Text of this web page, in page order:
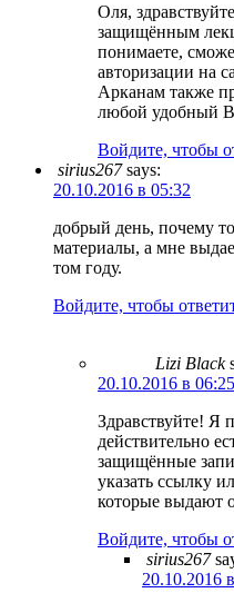
Оля,
защищённым
понимаете,
авторизации на
Арканам также
любой удобный
Войдите, чтобы
sirius267 says:
20.10.2016 в 05:32
добрый день, почему
материалы, а мне
том году.
Войдите, чтобы
Lizi Black
20.10.2016 в 06:25
Здравствуйте! Я
действительно
защищённые
указать ссылку
которые выдают
Войдите, чтобы
sirius267
20.10.2016